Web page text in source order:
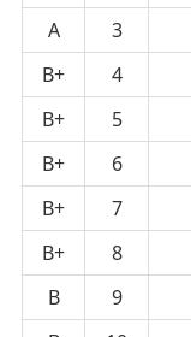
A
3
B+
4
B+
5
B+
6
B+
7
B+
8
B
9